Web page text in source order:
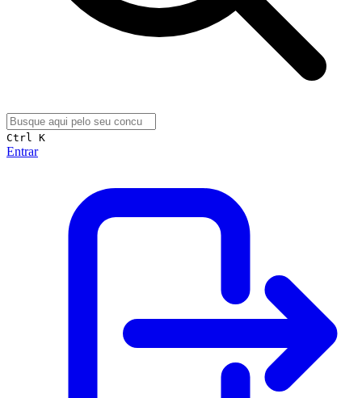
Ctrl K
Entrar